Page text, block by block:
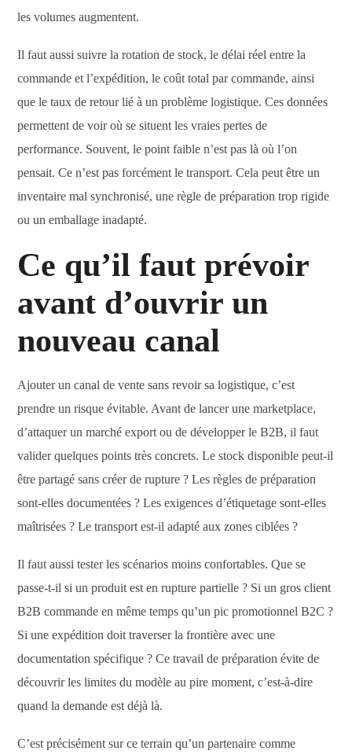
les volumes augmentent.
Il faut aussi suivre la rotation de stock, le délai réel entre la
commande et l’expédition, le coût total par commande, ainsi
que le taux de retour lié à un problème logistique. Ces données
permettent de voir où se situent les vraies pertes de
performance. Souvent, le point faible n’est pas là où l’on
pensait. Ce n’est pas forcément le transport. Cela peut être un
inventaire mal synchronisé, une règle de préparation trop rigide
ou un emballage inadapté.
Ce qu’il faut prévoir
avant d’ouvrir un
nouveau canal
Ajouter un canal de vente sans revoir sa logistique, c’est
prendre un risque évitable. Avant de lancer une marketplace,
d’attaquer un marché export ou de développer le B2B, il faut
valider quelques points très concrets. Le stock disponible peut-il
être partagé sans créer de rupture ? Les règles de préparation
sont-elles documentées ? Les exigences d’étiquetage sont-elles
maîtrisées ? Le transport est-il adapté aux zones ciblées ?
Il faut aussi tester les scénarios moins confortables. Que se
passe-t-il si un produit est en rupture partielle ? Si un gros client
B2B commande en même temps qu’un pic promotionnel B2C ?
Si une expédition doit traverser la frontière avec une
documentation spécifique ? Ce travail de préparation évite de
découvrir les limites du modèle au pire moment, c’est-à-dire
quand la demande est déjà là.
C’est précisément sur ce terrain qu’un partenaire comme